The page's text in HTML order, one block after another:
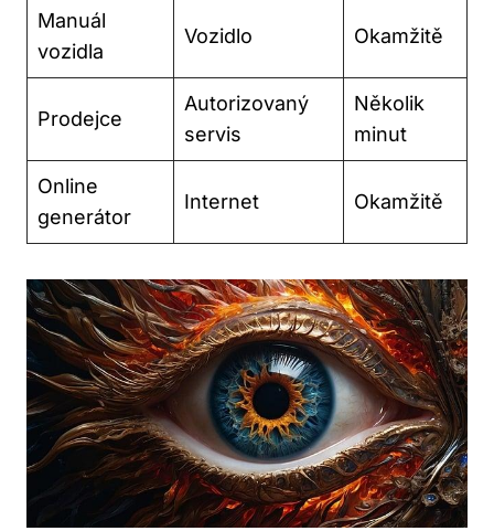
Manuál
vozidla
Vozidlo Okamžitě
Prodejce
Autorizovaný
‍servis
Několik
minut
Online
generátor
Internet Okamžitě